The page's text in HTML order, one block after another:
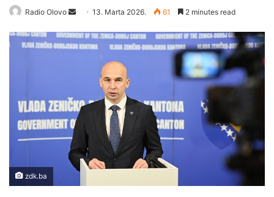
Radio Olovo
n
e
m
13. Marta 2026. 61 2 minutes read
zdk.ba